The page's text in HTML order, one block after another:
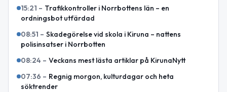
15:21 – Trafikkontroller i Norrbottens län – en
ordningsbot utfärdad
08:51 – Skadegörelse vid skola i Kiruna – nattens
polisinsatser i Norrbotten
08:24 – Veckans mest lästa artiklar på KirunaNytt
07:36 – Regnig morgon, kulturdagar och heta
söktrender